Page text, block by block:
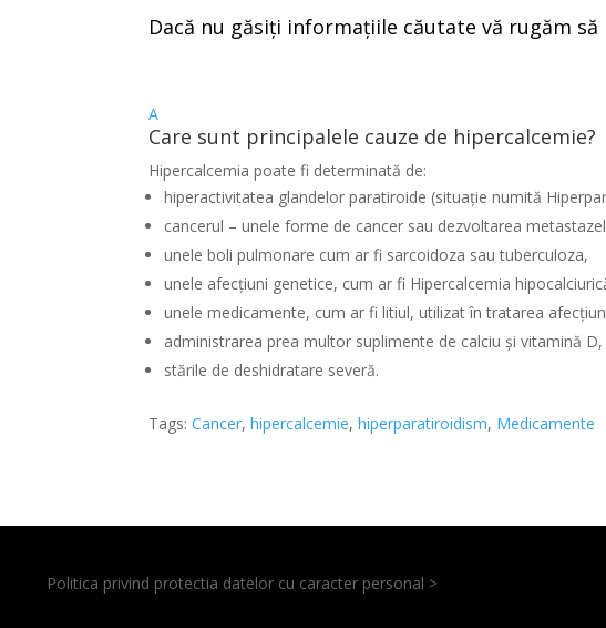
Dacă nu găsiți informațiile căutate vă rugăm să
A
Care sunt principalele cauze de hipercalcemie?
Hipercalcemia poate fi determinată de:
hiperactivitatea glandelor paratiroide (situație numită
cancerul – unele forme de cancer sau dezvoltarea
unele boli pulmonare cum ar fi sarcoidoza sau tuberculoza,
unele afecțiuni genetice, cum ar fi Hipercalcemia
unele medicamente, cum ar fi litiul, utilizat în tratarea
administrarea prea multor suplimente de calciu și vitamină D,
stările de deshidratare severă.
Tags:Cancer,hipercalcemie,hiperparatiroidism, Medicamente
Politica privind protectia datelor cu caracter personal >